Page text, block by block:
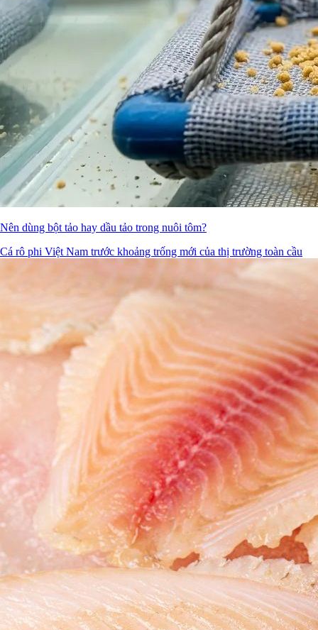
Nên dùng bột tảo hay dầu tảo trong nuôi tôm?
Cá rô phi Việt Nam trước khoảng trống mới của thị trường toàn cầu